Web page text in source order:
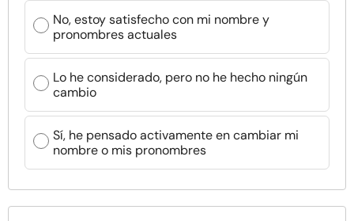
No, estoy satisfecho con mi nombre y
pronombres actuales
Lo he considerado, pero no he hecho ningún
cambio
Sí, he pensado activamente en cambiar mi
nombre o mis pronombres